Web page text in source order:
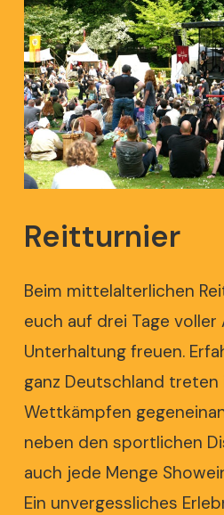
Reitturnier
Beim mittelalterlichen
euch auf drei Tage
Unterhaltung freuen.
ganz Deutschland
Wettkämpfen
neben den sportlichen
auch jede Menge
Ein unvergessliches